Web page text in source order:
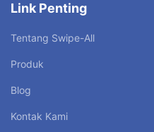
Link Penting
Tentang Swipe-All
Produk
Blog
Kontak Kami